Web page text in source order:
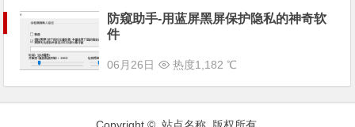
防窥助手-用蓝屏黑屏保护隐私的神奇软
件
06月26日 热度1,182 ℃